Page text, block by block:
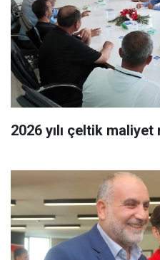
2026 yılı çeltik maliyet